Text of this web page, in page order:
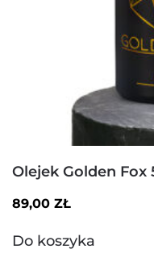
Olejek Golden Fox
89,00 ZŁ
Do koszyka